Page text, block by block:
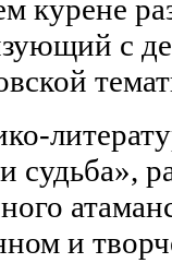
курене
с
судьба»,
и